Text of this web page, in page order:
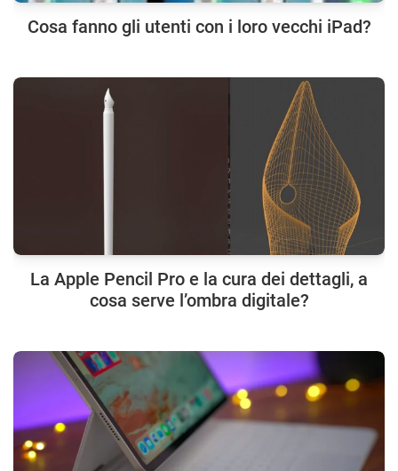
Cosa fanno gli utenti con i loro vecchi iPad?
La Apple Pencil Pro e la cura dei dettagli, a
cosa serve l’ombra digitale?